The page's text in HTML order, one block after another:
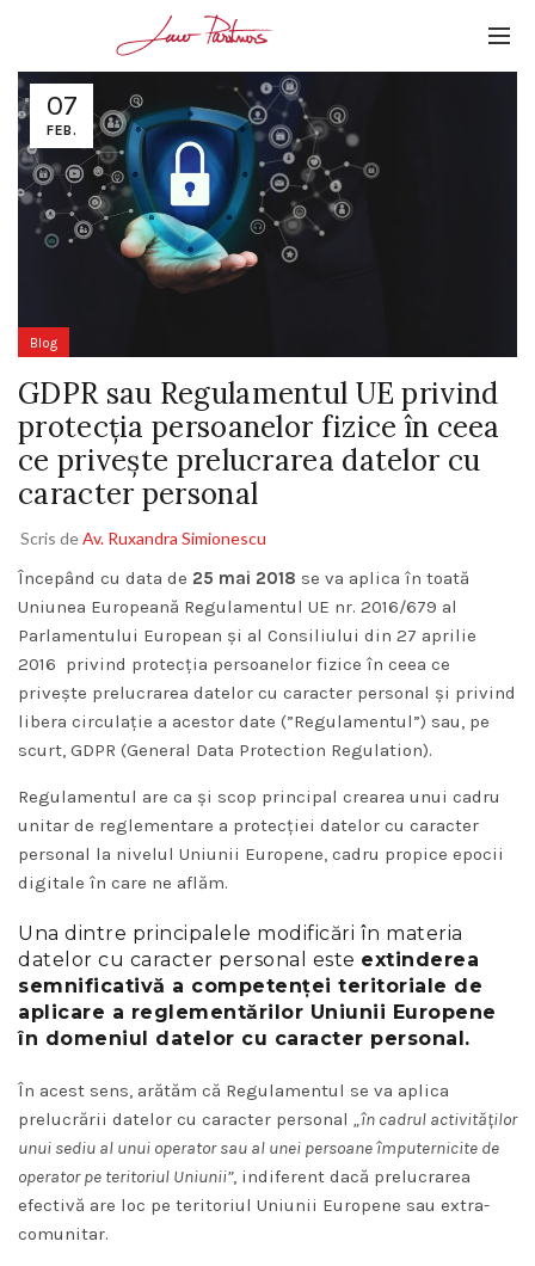
07
FEB.
Blog
GDPR sau Regulamentul UE privind
protecția persoanelor fizice în ceea
ce privește prelucrarea datelor cu
caracter personal
Scris deAv. Ruxandra Simionescu
Începând cu data de 25 mai 2018 se va aplica în toată
Uniunea Europeană Regulamentul UE nr. 2016/679 al
Parlamentului European și al Consiliului din 27 aprilie
2016 privind protecția persoanelor fizice în ceea ce
privește prelucrarea datelor cu caracter personal și privind
libera circulație a acestor date (”Regulamentul”) sau, pe
scurt, GDPR (General Data Protection Regulation).
Regulamentul are ca și scop principal crearea unui cadru
unitar de reglementare a protecției datelor cu caracter
personal la nivelul Uniunii Europene, cadru propice epocii
digitale în care ne aflăm.
Una dintre principalele modificări în materia
datelor cu caracter personal este extinderea
semnificativă a competenței teritoriale de
aplicare a reglementărilor Uniunii Europene
în domeniul datelor cu caracter personal.
În acest sens, arătăm că Regulamentul se va aplica
prelucrării datelor cu caracter personal „în cadrul activităților
unui sediu al unui operator sau al unei persoane împuternicite de
operator pe teritoriul Uniunii”, indiferent dacă prelucrarea
efectivă are loc pe teritoriul Uniunii Europene sau extra-
comunitar.